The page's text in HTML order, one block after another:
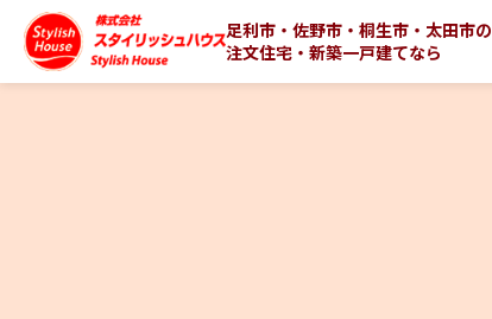
足利市・佐野市・桐生市・太田市の
注文住宅・新築一戸建てなら